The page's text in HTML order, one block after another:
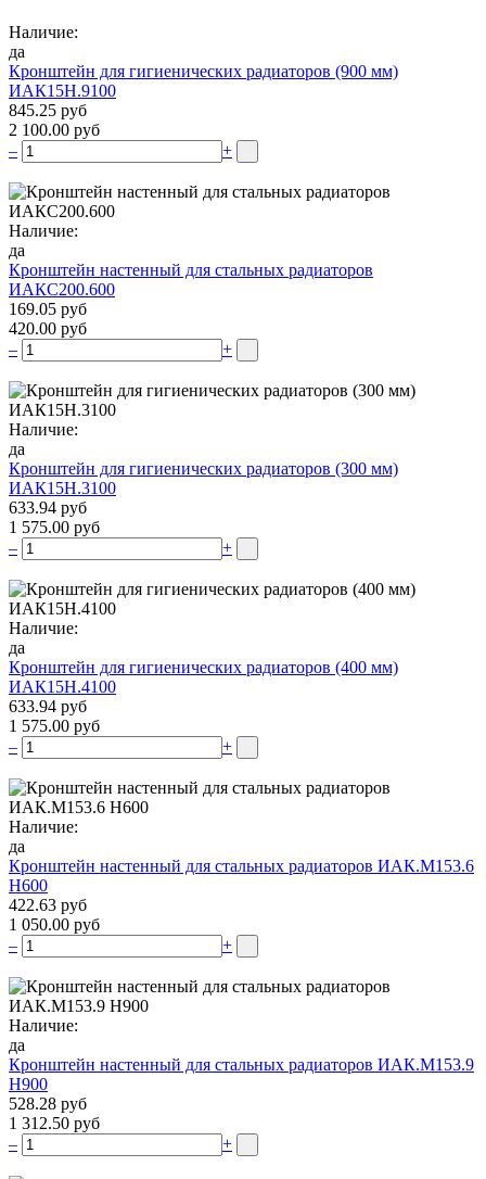
Наличие:
да
Кронштейн для гигиенических радиаторов (900 мм)
ИАК15Н.9100
845.25 руб
2 100.00 руб
–
+
Наличие:
да
Кронштейн настенный для стальных радиаторов
ИАКС200.600
169.05 руб
420.00 руб
–
+
Наличие:
да
Кронштейн для гигиенических радиаторов (300 мм)
ИАК15Н.3100
633.94 руб
1 575.00 руб
–
+
Наличие:
да
Кронштейн для гигиенических радиаторов (400 мм)
ИАК15Н.4100
633.94 руб
1 575.00 руб
–
+
Наличие:
да
Кронштейн настенный для стальных радиаторов ИАК.М153.6
Н600
422.63 руб
1 050.00 руб
–
+
Наличие:
да
Кронштейн настенный для стальных радиаторов ИАК.М153.9
Н900
528.28 руб
1 312.50 руб
–
+